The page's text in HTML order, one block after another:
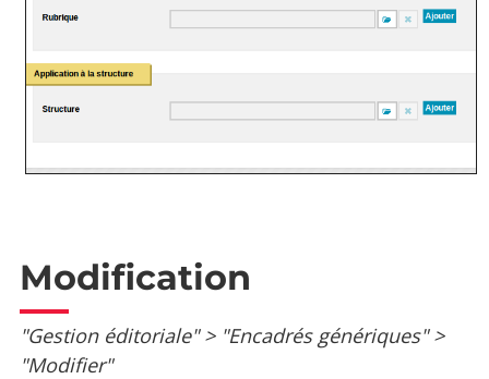
Modification
"Gestion éditoriale" > "Encadrés génériques" >
"Modifier"